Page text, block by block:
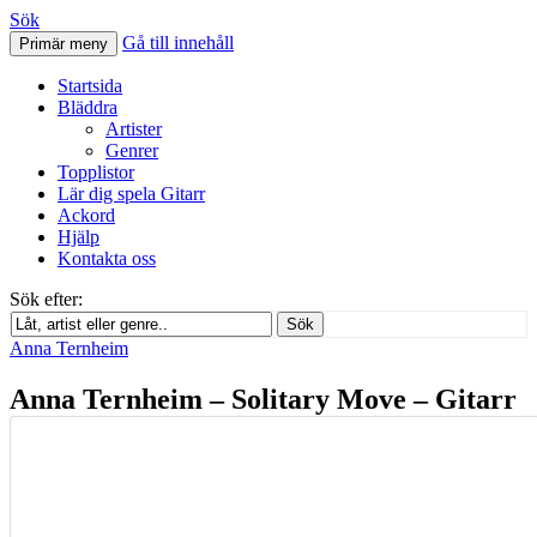
Svenskatabs.se
Sök
Primär meny Gå till innehåll
Startsida
Bläddra
Artister
Genrer
Topplistor
Lär dig spela Gitarr
Ackord
Hjälp
Kontakta oss
Sök efter:
Sök
Anna Ternheim
Anna Ternheim – Solitary Move – Gitarr